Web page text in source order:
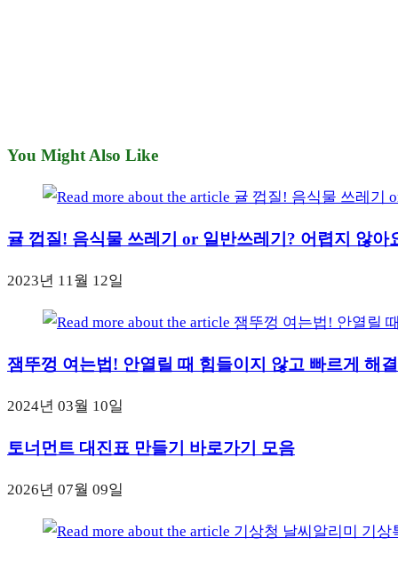
You Might Also Like
귤 껍질! 음식물 쓰레기 or 일반쓰레기? 어렵지 않아
2023년 11월 12일
잼뚜껑 여는법! 안열릴 때 힘들이지 않고 빠르게 해결
2024년 03월 10일
토너먼트 대진표 만들기 바로가기 모음
2026년 07월 09일